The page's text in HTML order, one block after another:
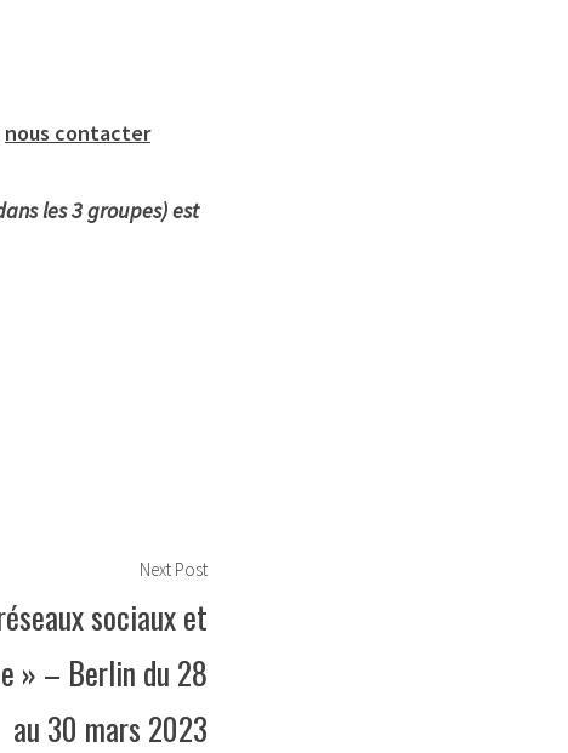
nous contacter
les 3 groupes) est
Next PostNext
sociaux et
» – Berlin du 28
au 30 mars 2023